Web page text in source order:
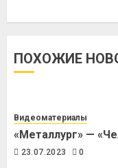
ПОХОЖИЕ
Видеоматериалы
«Металлург» —
23.07.2023 0